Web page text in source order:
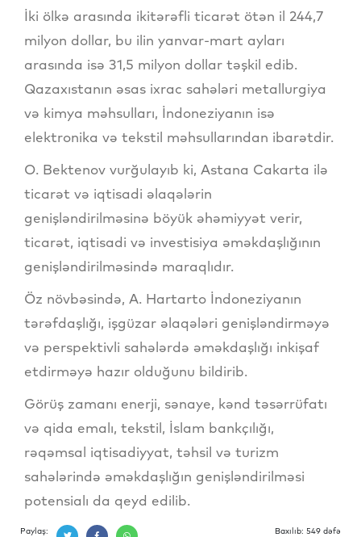
İki ölkə arasında ikitərəfli ticarət ötən il 244,7
milyon dollar, bu ilin yanvar-mart ayları
arasında isə 31,5 milyon dollar təşkil edib.
Qazaxıstanın əsas ixrac sahələri metallurgiya
və kimya məhsulları, İndoneziyanın isə
elektronika və tekstil məhsullarından ibarətdir.
O. Bektenov vurğulayıb ki, Astana Cakarta ilə
ticarət və iqtisadi əlaqələrin
genişləndirilməsinə böyük əhəmiyyət verir,
ticarət, iqtisadi və investisiya əməkdaşlığının
genişləndirilməsində maraqlıdır.
Öz növbəsində, A. Hartarto İndoneziyanın
tərəfdaşlığı, işgüzar əlaqələri genişləndirməyə
və perspektivli sahələrdə əməkdaşlığı inkişaf
etdirməyə hazır olduğunu bildirib.
Görüş zamanı enerji, sənaye, kənd təsərrüfatı
və qida emalı, tekstil, İslam bankçılığı,
rəqəmsal iqtisadiyyat, təhsil və turizm
sahələrində əməkdaşlığın genişləndirilməsi
potensialı da qeyd edilib.
Paylaş: Baxılıb: 549 dəfə